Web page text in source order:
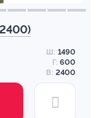
Ш: 1490
Г: 600
В: 2400